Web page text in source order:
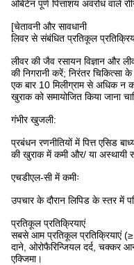
ओबेटेन पूर्ण पित्ताशय अवरोध वाले
[चेतावनी और सावधानी
लिवर से संबंधित प्रतिकूल
लीवर की जैव रसायन विज्ञान और
की निगरानी करें; निरंतर
एक बार 10 मिलीग्राम से अधिक न
खुराक को समायोजित किया जाना
गंभीर खुजली:
प्रबंधन रणनीतियों में पित्त एसिड
की खुराक में कमी और/ या अस्थायी
एचडीएल-सी में कमीः
उपचार के दौरान लिपिड के स्तर में
प्रतिकूल प्रतिक्रियाएं
सबसे आम प्रतिकूल प्रतिक्रियाएं
दाने, ओरोफैरिन्जियल दर्द, चक्कर
एक्जिमा।